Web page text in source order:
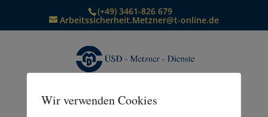
(+49) 3461-826 679
Arbeitssicherheit.Metzner@t-online.de
Seite wählen
Wir verwenden Cookies